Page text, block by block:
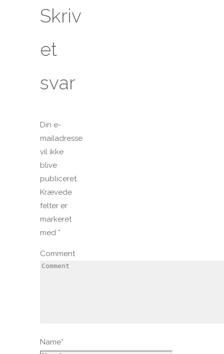
Skriv
et
svar
Din e-
mailadresse
vil ikke
blive
publiceret.
Krævede
felter er
markeret
med *
Comment
Name*